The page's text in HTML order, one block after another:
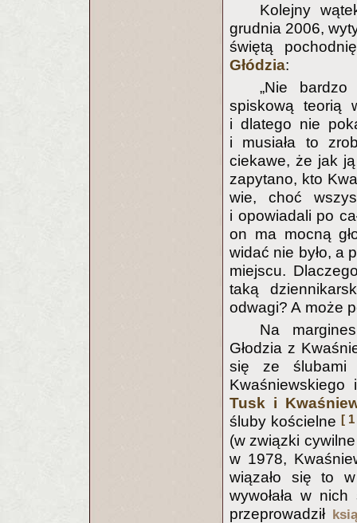
Kolejny
grudnia 2006,
świętą
Głódzia:
„Nie
spiskową teorią
i dlatego nie
i musiała to
ciekawe, że jak
zapytano, kto
wie, choć
i opowiadali po
on ma mocną
widać nie było, a
miejscu.
taką
odwagi? A może
Na
Głodzia z
się ze ślubami
Kwaśniewskiego
Tusk i
śluby kościelne [
(w związki
w 1978,
wiązało się to
wywołała w
przeprowadził